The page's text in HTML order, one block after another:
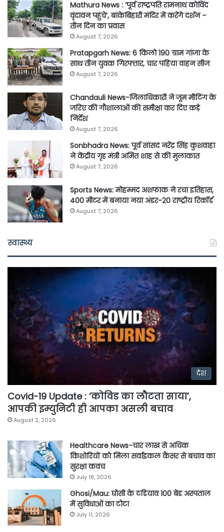
Mathura News : ‘पूर्व राष्ट्रपति रामनाथ कोविंद
वृंदावन पहुंचे’, बांकेबिहारी मंदिर में करेंगे दर्शन –
तीन दिन का प्रवास
August 7, 2026
Pratapgarh News: 6 किलो 190 ग्राम गांजा के
साथ तीन युवक गिरफ्तार, चार पहिया वाहन सीज
August 7, 2026
Chandauli News-जिलाधिकारी ने जूम मीटिंग के
जरिए की गौशालाओं की समीक्षा कर दिए कड़े
निर्देश
August 7, 2026
Sonbhadra News: पूर्व सांसद नरेंद्र सिंह कुशवाहा
ने केंद्रीय गृह मंत्री अमित शाह से की मुलाकात
August 7, 2026
Sports News: मोहम्मद अशफाक ने रचा इतिहास,
400 मीटर में बनाया नया अंडर-20 राष्ट्रीय रिकॉर्ड
August 7, 2026
स्वास्थ्य
देश
Covid-19 Update : ‘कोविड का लौटता साया’,
आपकी इम्युनिटी ही आपका असली बचाव
August 2, 2026
Healthcare News-चार लाख से अधिक
किशोरियों को मिला सर्वाइकल कैंसर से बचाव का
सुरक्षा कवच
July 18, 2026
Ghosi/Mau: घोसी के टडियाव 100 बेड अस्पताल
में सुविधाओं का टोटा
July 11, 2026